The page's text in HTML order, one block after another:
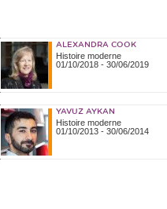
ALEXANDRA COOK
Histoire moderne
01/10/2018- 30/06/2019
YAVUZ AYKAN
Histoire moderne
01/10/2013- 30/06/2014